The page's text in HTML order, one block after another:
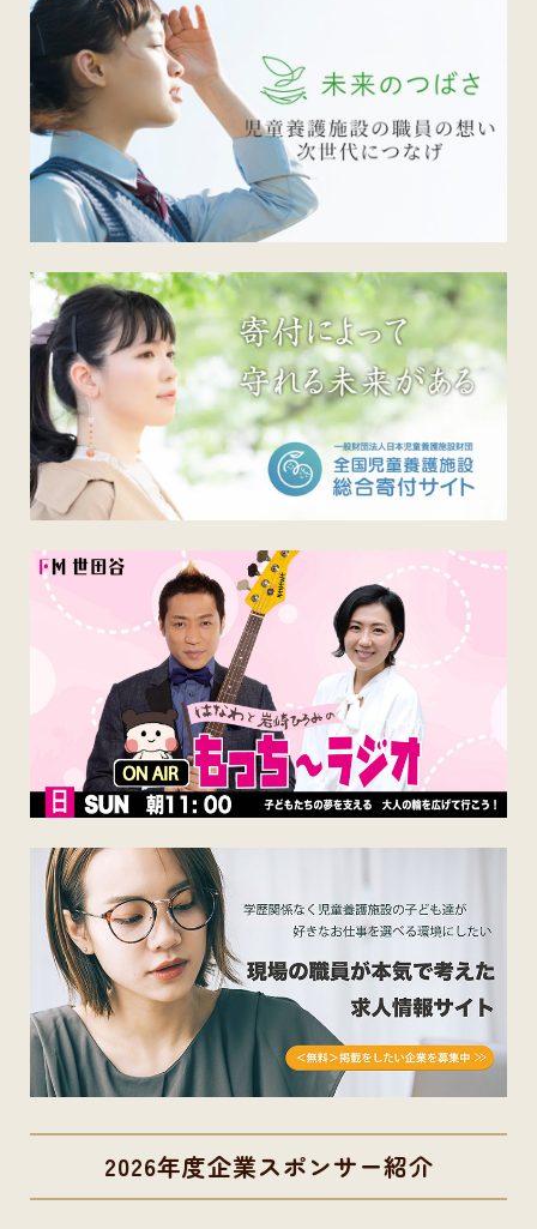
2026年度企業スポンサー紹介